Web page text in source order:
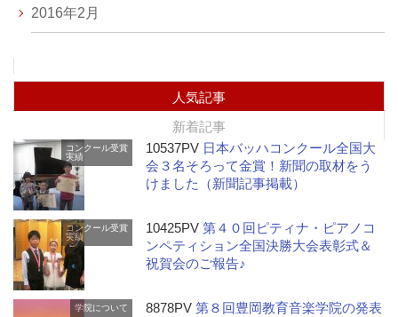
2016年2月
人気記事
新着記事
コンクール受賞
実績
10537PV 日本バッハコンクール全国大
会３名そろって金賞！新聞の取材をう
けました（新聞記事掲載）
コンクール受賞
実績
10425PV第４０回ピティナ・ピアノコ
ンペティション全国決勝大会表彰式＆
祝賀会のご報告♪
学院について 8878PV第８回豊岡教育音楽学院の発表